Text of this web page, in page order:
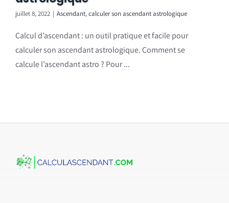
juillet 8, 2022 | Ascendant,calculer son ascendant astrologique
Calcul d’ascendant : un outil pratique et facile pour
calculer son ascendant astrologique. Comment se
calcule l’ascendant astro ? Pour ...